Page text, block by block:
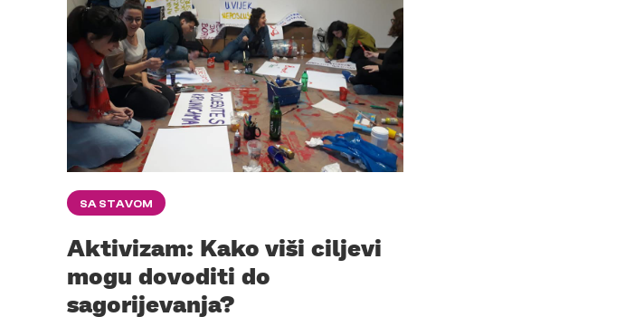
SA STAVOM
Aktivizam: Kako viši ciljevi
mogu dovoditi do
sagorijevanja?